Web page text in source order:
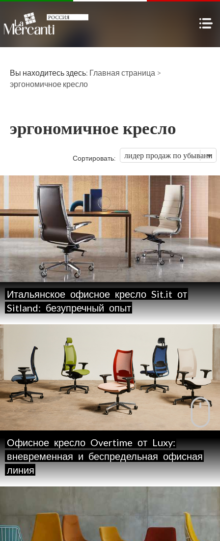
Вы находитесь здесь: Главная страница >
эргономичное кресло
эргономичное кресло
Сортировать:
Итальянское офисное кресло Sit.it от
Sitland: безупречный опыт
Офисное кресло Overtime от Luxy:
вневременная и беспредельная офисная
линия